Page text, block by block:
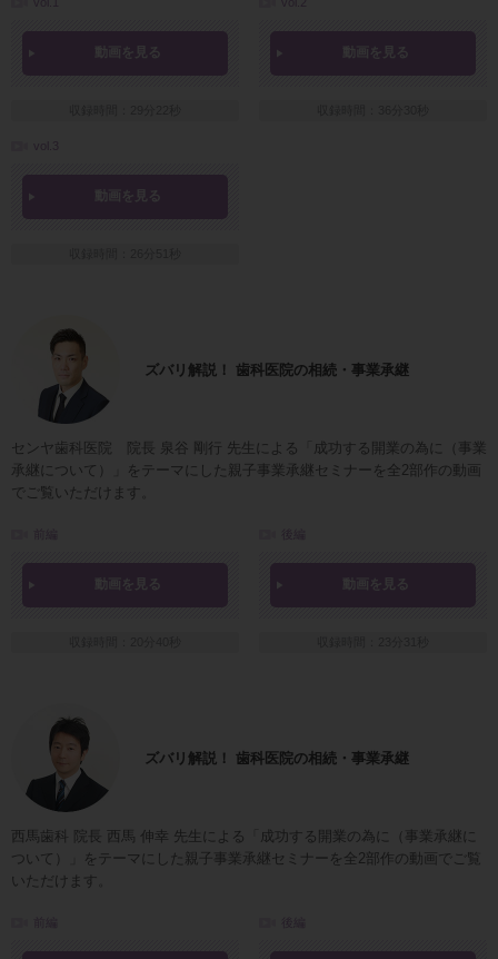
動画を見る 動画を見る
動画を見る
ズバリ解説！ 歯科医院の相続・事業承継
センヤ歯科医院 院長 泉谷 剛行 先生による「成功する開業の為に（事業
承継について）」をテーマにした親子事業承継セミナーを全2部作の動画
でご覧いただけます。
動画を見る 動画を見る
ズバリ解説！ 歯科医院の相続・事業承継
西馬歯科 院長 西馬 伸幸 先生による「成功する開業の為に（事業承継に
ついて）」をテーマにした親子事業承継セミナーを全2部作の動画でご覧
いただけます。